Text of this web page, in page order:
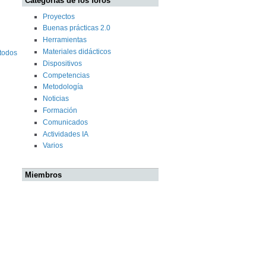
Proyectos
Buenas prácticas 2.0
Herramientas
Materiales didácticos
Dispositivos
Competencias
Metodología
Noticias
Formación
Comunicados
Actividades IA
Varios
Miembros